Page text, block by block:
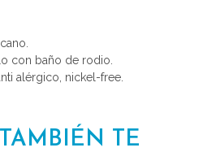
con baño de rodio.
alérgico, nickel-free.
TE